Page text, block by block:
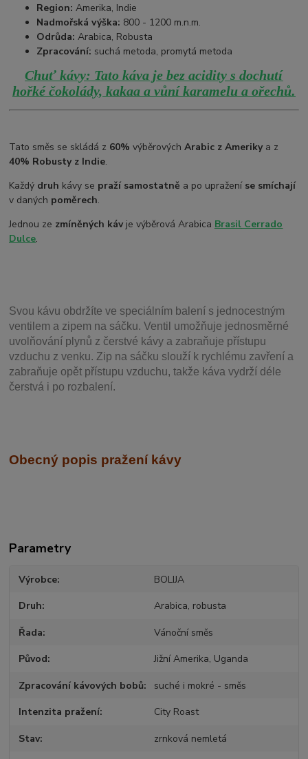
Region: Amerika, Indie
Nadmořská výška: 800 - 1200 m.n.m.
Odrůda: Arabica, Robusta
Zpracování: suchá metoda, promytá metoda
Chuť kávy: Tato káva je bez acidity s dochutí
hořké čokolády, kakaa a vůní karamelu a ořechů.
Tato směs se skládá z 60% výběrovýchArabic z Amerikya z
40% Robusty z Indie.
Každý druh kávy se praží samostatně a po upražení se smíchají
v daných poměrech.
Jednou ze zmíněných kávje výběrová Arabica Brasil Cerrado
Dulce.
Svou kávu obdržíte ve speciálním balení s jednocestným
ventilem a zipem na sáčku. Ventil umožňuje jednosměrné
uvolňování plynů z čerstvé kávy a zabraňuje přístupu
vzduchu z venku. Zip na sáčku slouží k rychlému zavření a
zabraňuje opět přístupu vzduchu, takže káva vydrží déle
čerstvá i po rozbalení.
Obecný popis pražení kávy
Parametry
Výrobce BOLIJA
Druh Arabica, robusta
Řada Vánoční směs
Původ Jižní Amerika, Uganda
Zpracování kávových bobů suché i mokré - směs
Intenzita pražení City Roast
Stav zrnková nemletá